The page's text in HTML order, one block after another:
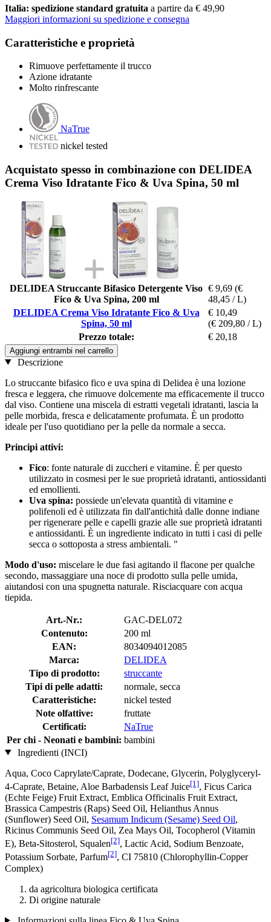
Italia: spedizione standard gratuita a partire da € 49,90
Maggiori informazioni su spedizione e consegna
Caratteristiche e proprietà
Rimuove perfettamente il trucco
Azione idratante
Molto rinfrescante
NaTrue
nickel tested
Acquistato spesso in combinazione con DELIDEA
Crema Viso Idratante Fico & Uva Spina, 50 ml
DELIDEA Struccante Bifasico Detergente Viso
Fico & Uva Spina, 200 ml
€ 9,69 (€
48,45 / L)
DELIDEA Crema Viso Idratante Fico & Uva
Spina, 50 ml
€ 10,49
(€ 209,80 / L)
Prezzo totale:
€ 20,18
Aggiungi entrambi nel carrello
Descrizione
Lo struccante bifasico fico e uva spina di Delidea è una lozione
fresca e leggera, che rimuove dolcemente ma efficacemente il trucco
dal viso. Contiene una miscela di estratti vegetali idratanti, lascia la
pelle morbida, fresca e delicatamente profumata. È un prodotto
ideale per l'uso quotidiano per la pelle da normale a secca.
Principi attivi:
Fico: fonte naturale di zuccheri e vitamine. È per questo
utilizzato in cosmesi per le sue proprietà idratanti, antiossidanti
ed emollienti.
Uva spina: possiede un'elevata quantità di vitamine e
polifenoli ed è utilizzata fin dall'antichità dalle donne indiane
per rigenerare pelle e capelli grazie alle sue proprietà idratanti
e antiossidanti. È un ingrediente indicato in tutti i casi di pelle
secca o sottoposta a stress ambientali. "
Modo d'uso: miscelare le due fasi agitando il flacone per qualche
secondo, massaggiare una noce di prodotto sulla pelle umida,
aiutandosi con una spugnetta naturale. Risciacquare con acqua
tiepida.
Art.-Nr.:
GAC-DEL072
Contenuto:
200 ml
EAN:
8034094012085
Marca:
DELIDEA
Tipo di prodotto:
struccante
Tipi di pelle adatti:
normale, secca
Caratteristiche:
nickel tested
Note olfattive:
fruttate
Certificati:
NaTrue
Per chi - Neonati e bambini: bambini
Ingredienti (INCI)
Aqua, Coco Caprylate/Caprate, Dodecane, Glycerin, Polyglyceryl-
4-Caprate, Betaine, Aloe Barbadensis Leaf Juice[1], Ficus Carica
(Echte Feige) Fruit Extract, Emblica Officinalis Fruit Extract,
Brassica Campestris (Raps) Seed Oil, Helianthus Annus
(Sunflower) Seed Oil, Sesamum Indicum (Sesame) Seed Oil,
Ricinus Communis Seed Oil, Zea Mays Oil, Tocopherol (Vitamin
E), Beta-Sitosterol, Squalen[2], Lactic Acid, Sodium Benzoate,
Potassium Sorbate, Parfum[2], CI 75810 (Chlorophyllin-Copper
Complex)
da agricoltura biologica certificata
Di origine naturale